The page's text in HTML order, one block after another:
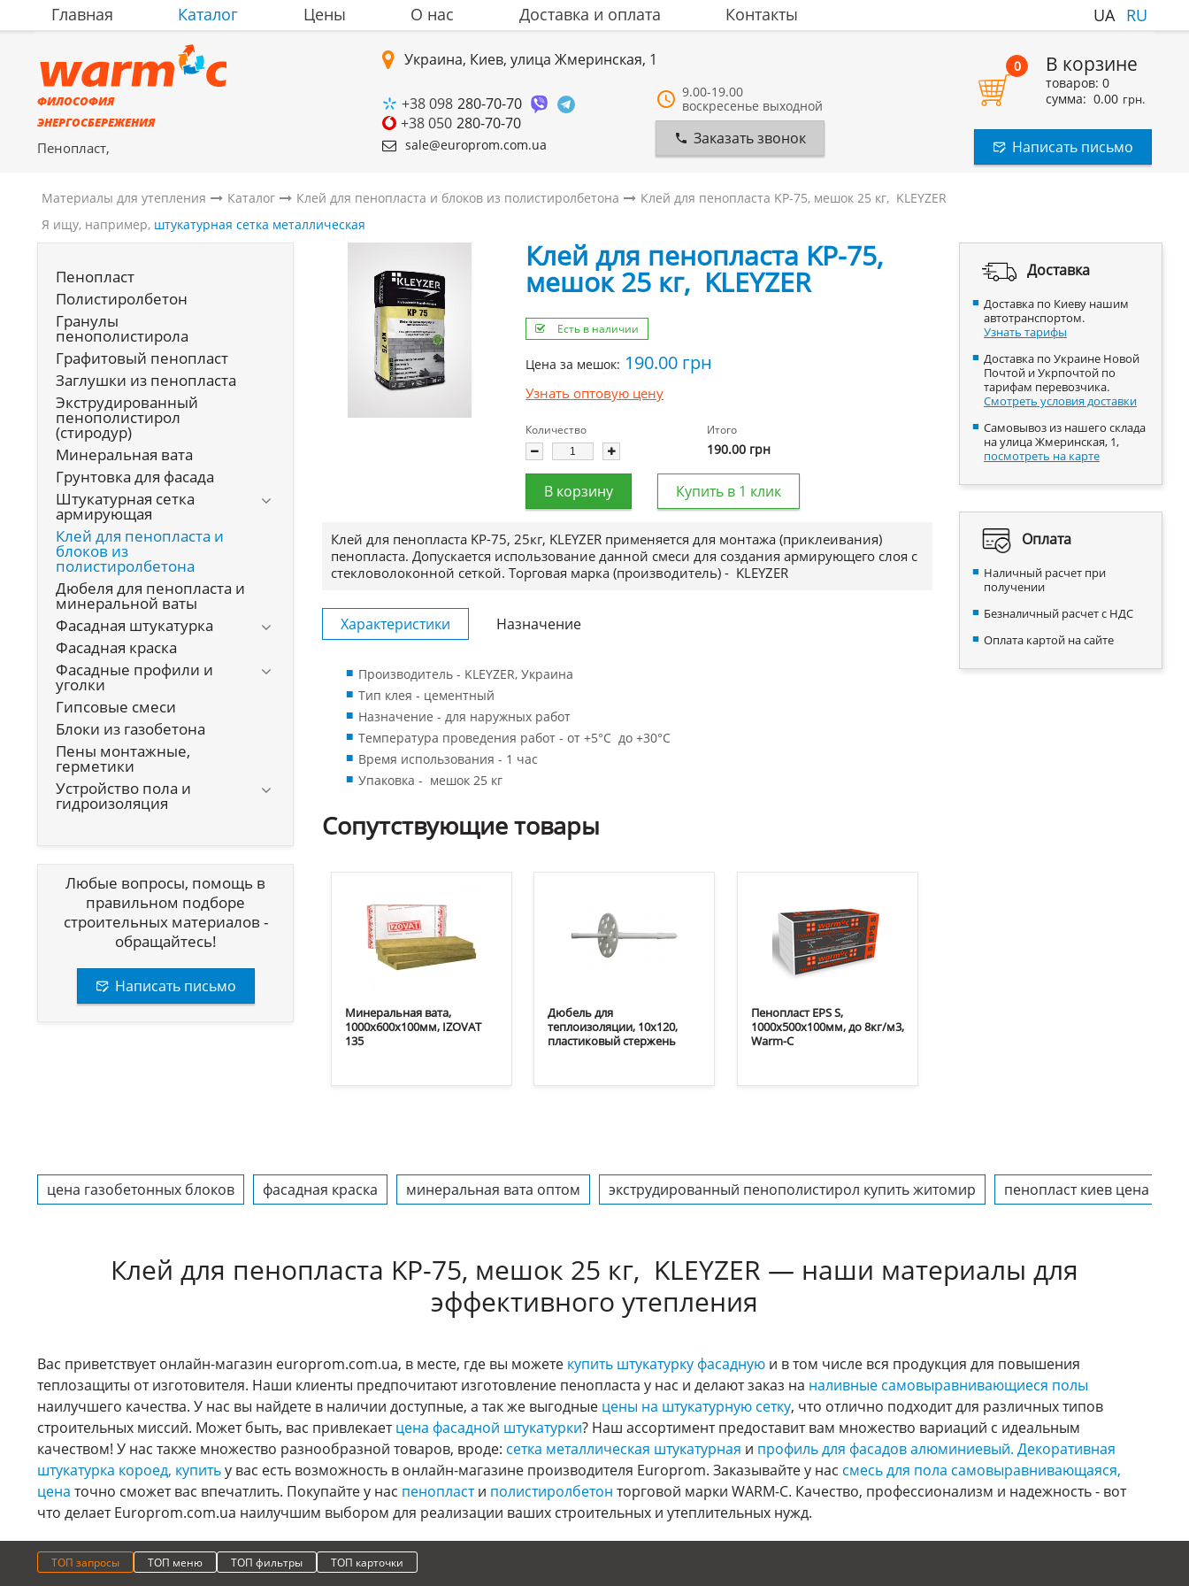
Главная Каталог Цены О нас Доставка и оплата Контакты UA RU
ФИЛОСОФИЯ
ЭНЕРГОСБЕРЕЖЕНИЯ
Пенопласт,
Украина, Киев, улица Жмеринская, 1
+38 098 280-70-70
+38 050 280-70-70
sale@europrom.com.ua
9.00-19.00
воскресенье выходной
Заказать звонок
0 В корзине
товаров: 0
сумма: 0.00 грн.
Написать письмо
Материалы для утепления Каталог Клей для пенопласта и блоков из полистиролбетона
Клей для пенопласта KP-75, мешок 25 кг, KLEYZER
Я ищу, например, штукатурная сетка металлическая
Пенопласт
Полистиролбетон
Гранулы
пенополистирола
Графитовый пенопласт
Заглушки из пенопласта
Экструдированный
пенополистирол
(стиродур)
Минеральная вата
Грунтовка для фасада
Штукатурная сетка
армирующая
Клей для пенопласта и
блоков из
полистиролбетона
Дюбеля для пенопласта и
минеральной ваты
Фасадная штукатурка
Фасадная краска
Фасадные профили и
уголки
Гипсовые смеси
Блоки из газобетона
Пены монтажные,
герметики
Устройство пола и
гидроизоляция
Любые вопросы, помощь в
правильном подборе
строительных материалов -
обращайтесь!
Написать письмо
Клей для пенопласта KP-75,
мешок 25 кг, KLEYZER
Есть в наличии
Цена за мешок: 190.00 грн
Узнать оптовую цену
Количество Итого
190.00 грн
В корзину Купить в 1 клик
Клей для пенопласта KP-75, 25кг, KLEYZER применяется для монтажа (приклеивания)
пенопласта. Допускается использование данной смеси для создания армирующего слоя с
стекловолоконной сеткой. Торговая марка (производитель) - KLEYZER
Характеристики Назначение
Производитель - KLEYZER, Украина
Тип клея - цементный
Назначение - для наружных работ
Температура проведения работ - от +5°С до +30°С
Время использования - 1 час
Упаковка - мешок 25 кг
Сопутствующиетовары
Минеральная вата,
1000х600х100мм, IZOVAT
135
Дюбель для
теплоизоляции, 10х120,
пластиковый стержень
Пенопласт EPS S,
1000х500х100мм, до 8кг/м3,
Warm-C
Доставка
Доставка по Киеву нашим
автотранспортом.
Узнать тарифы
Доставка по Украине Новой
Почтой и Укрпочтой по
тарифам перевозчика.
Смотреть условия доставки
Самовывоз из нашего склада
на улица Жмеринская, 1,
посмотреть на карте
Оплата
Наличный расчет при
получении
Безналичный расчет с НДС
Оплата картой на сайте
цена газобетонных блоков фасадная краска минеральная вата оптом экструдированный пенополистирол купить житомир пенопласт киев цена
Клей для пенопласта KP-75, мешок 25 кг, KLEYZER — наши материалы для
эффективного утепления
Вас приветствует онлайн-магазин europrom.com.ua, в месте, где вы можете купить штукатурку фасадную и в том числе вся продукция для повышения
теплозащиты от изготовителя. Наши клиенты предпочитают изготовление пенопласта у нас и делают заказ на наливные самовыравнивающиеся полы
наилучшего качества. У нас вы найдете в наличии доступные, а так же выгодные цены на штукатурную сетку, что отлично подходит для различных типов
строительных миссий. Может быть, вас привлекаетцена фасадной штукатурки? Наш ассортимент предоставит вам множество вариаций с идеальным
качеством! У нас также множество разнообразной товаров, вроде: сетка металлическая штукатурная и профиль для фасадов алюминиевый. Декоративная
штукатурка короед, купитьу вас есть возможность в онлайн-магазине производителя Europrom. Заказывайте у нас смесь для пола самовыравнивающаяся,
цена точно сможет вас впечатлить. Покупайте у нас пенопласти полистиролбетон торговой марки WARM-C. Качество, профессионализм и надежность - вот
что делает Europrom.com.ua наилучшим выбором для реализации ваших строительных и утеплительных нужд.
ТОП запросы ТОП меню ТОП фильтры ТОП карточки